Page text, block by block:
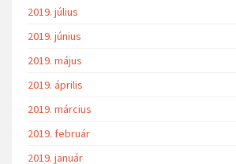
2019. július
2019. június
2019. május
2019. április
2019. március
2019. február
2019. január